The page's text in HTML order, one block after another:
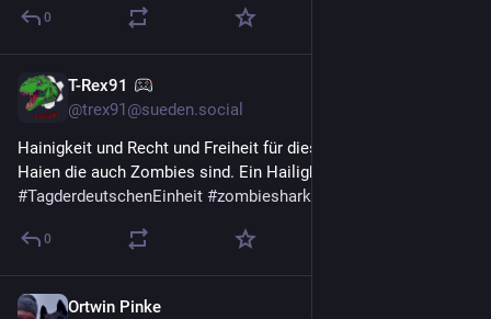
0
T-Rex91
@trex91@sueden.social
Hainigkeit und Recht und Freiheit für diesen
#TagderdeutschenEinheit #zombieshark
0
Ortwin Pinke